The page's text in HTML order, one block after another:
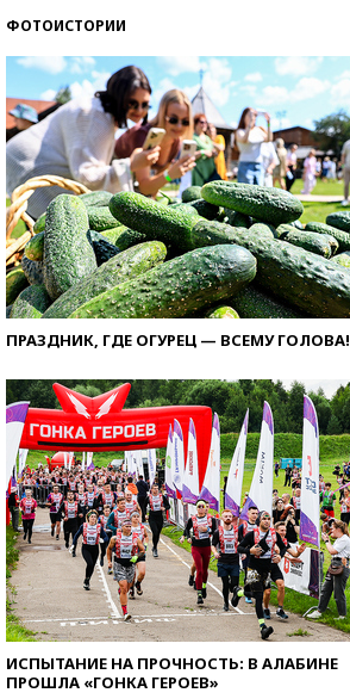
ФОТОИСТОРИИ
ПРАЗДНИК, ГДЕ ОГУРЕЦ — ВСЕМУ ГОЛОВА!
ИСПЫТАНИЕ НА ПРОЧНОСТЬ: В АЛАБИНЕ
ПРОШЛА «ГОНКА ГЕРОЕВ»